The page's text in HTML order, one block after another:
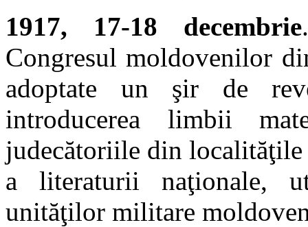
1917, 17-18 decembrie
Congresul moldovenilor
adoptate un şir de
introducerea limbii
judecătoriile din
a literaturii naţionale,
unităţilor militare